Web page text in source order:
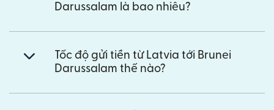
Darussalam là bao nhiêu?
Tốc độ gửi tiền từ Latvia tới Brunei
Darussalam thế nào?